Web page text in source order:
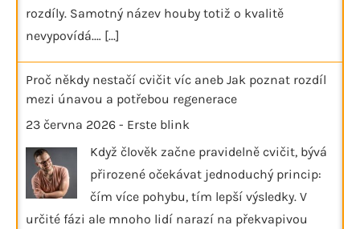
rozdíly. Samotný název houby totiž o kvalitě
nevypovídá.… [...]
Proč někdy nestačí cvičit víc aneb Jak poznat rozdíl
mezi únavou a potřebou regenerace
23 června 2026 - Erste blink
Když člověk začne pravidelně cvičit, bývá
přirozené očekávat jednoduchý princip:
čím více pohybu, tím lepší výsledky. V
určité fázi ale mnoho lidí narazí na překvapivou